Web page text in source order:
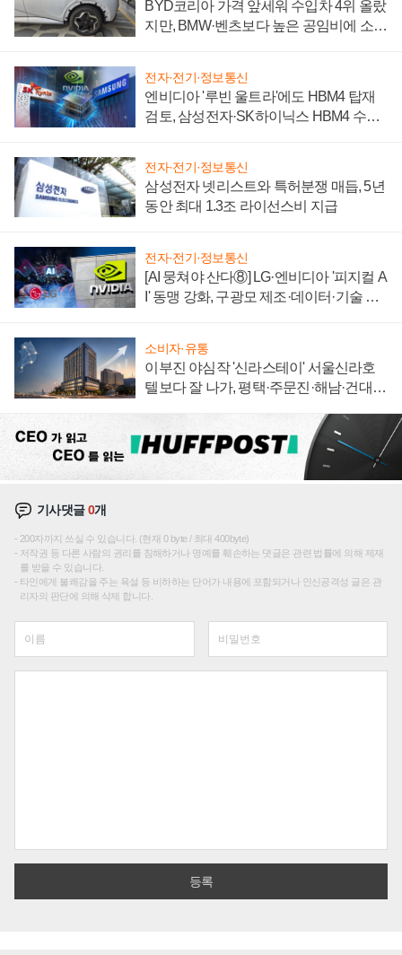
BYD코리아 가격 앞세워 수입차 4위 올랐
지만, BMW·벤츠보다 높은 공임비에 소비
전자·전기·정보통신
엔비디아 '루빈 울트라'에도 HBM4 탑재
검토, 삼성전자·SK하이닉스 HBM4 수율
전자·전기·정보통신
삼성전자 넷리스트와 특허분쟁 매듭, 5년
동안 최대 1.3조 라이선스비 지급
전자·전기·정보통신
[AI 뭉쳐야 산다⑧] LG·엔비디아 '피지컬 A
I' 동맹 강화, 구광모 제조·데이터·기술 결
소비자·유통
이부진 야심작 '신라스테이' 서울신라호
텔보다 잘 나가, 평택·주문진·해남·건대로
기사댓글0개
200자까지 쓰실 수 있습니다. (현재 0 byte / 최대 400byte)
저작권 등 다른 사람의 권리를 침해하거나 명예를 훼손하는 댓글은 관련 법률에 의해 제재
를 받을 수 있습니다.
타인에게 불쾌감을 주는 욕설 등 비하하는 단어가 내용에 포함되거나 인신공격성 글은 관
리자의 판단에 의해 삭제 합니다.